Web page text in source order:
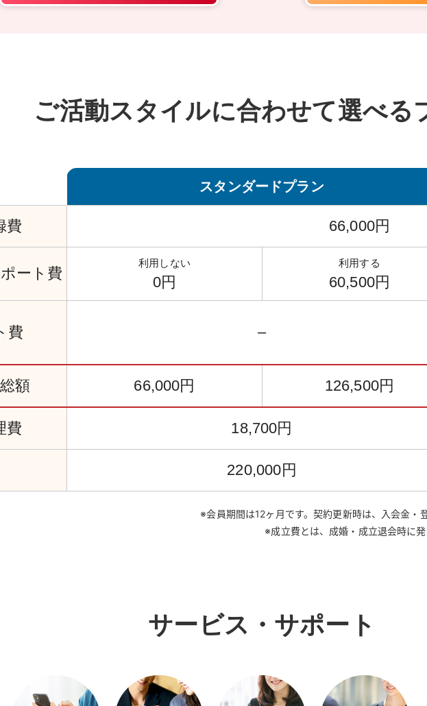
ご活動スタイルに合わせて選べる
スタンダードプラン
費 66,000円
ート費
利用しない
0円
利用する
60,500円
費 –
総額 66,000円 126,500円
費 18,700円
220,000円
※会員期間は12ヶ月です。契約更新時は、入会金・
※成立費とは、成婚・成立退会時に発
サービス・サポート